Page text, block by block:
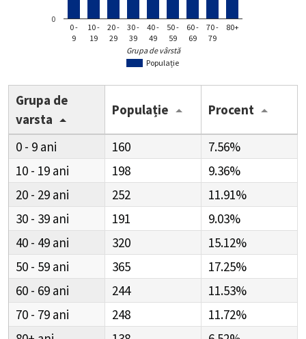
Populație
0 -
9
10 -
19
20 -
29
30 -
39
40 -
49
50 -
59
60 -
69
70 -
79
80+
0
Grupa de vârstă
Grupa de
varsta
Populație Procent
0 - 9 160
7.56%
10 - 19
198
9.36%
20 - 29
252
11.91%
30 - 39
191
9.03%
40 - 49
320
15.12%
50 - 59
365
17.25%
60 - 69
244
11.53%
70 - 79
248
11.72%